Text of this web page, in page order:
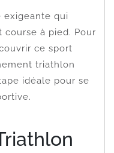
exigeante qui
à pied. Pour
ce sport
triathlon
idéale pour se